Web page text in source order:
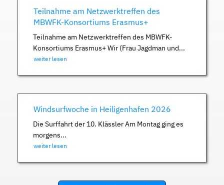
Teilnahme am Netzwerktreffen des
MBWFK-Konsortiums Erasmus+
Teilnahme am Netzwerktreffen des MBWFK-
Konsortiums Erasmus+ Wir (Frau Jagdman und...
weiter lesen
Windsurfwoche in Heiligenhafen 2026
Die Surffahrt der 10. Klässler Am Montag ging es
morgens...
weiter lesen